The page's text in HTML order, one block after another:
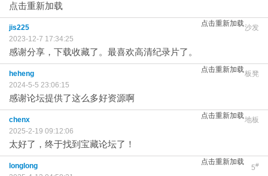
点击重新加载
点击重新加载沙发
jis225
2023-12-7 17:34:25
感谢分享，下载收藏了。最喜欢高清纪录片了。
点击重新加载板凳
heheng
2024-5-5 23:06:15
感谢论坛提供了这么多好资源啊
点击重新加载地板
chenx
2025-2-19 09:12:06
太好了，终于找到宝藏论坛了！
点击重新加载
5#
longlong